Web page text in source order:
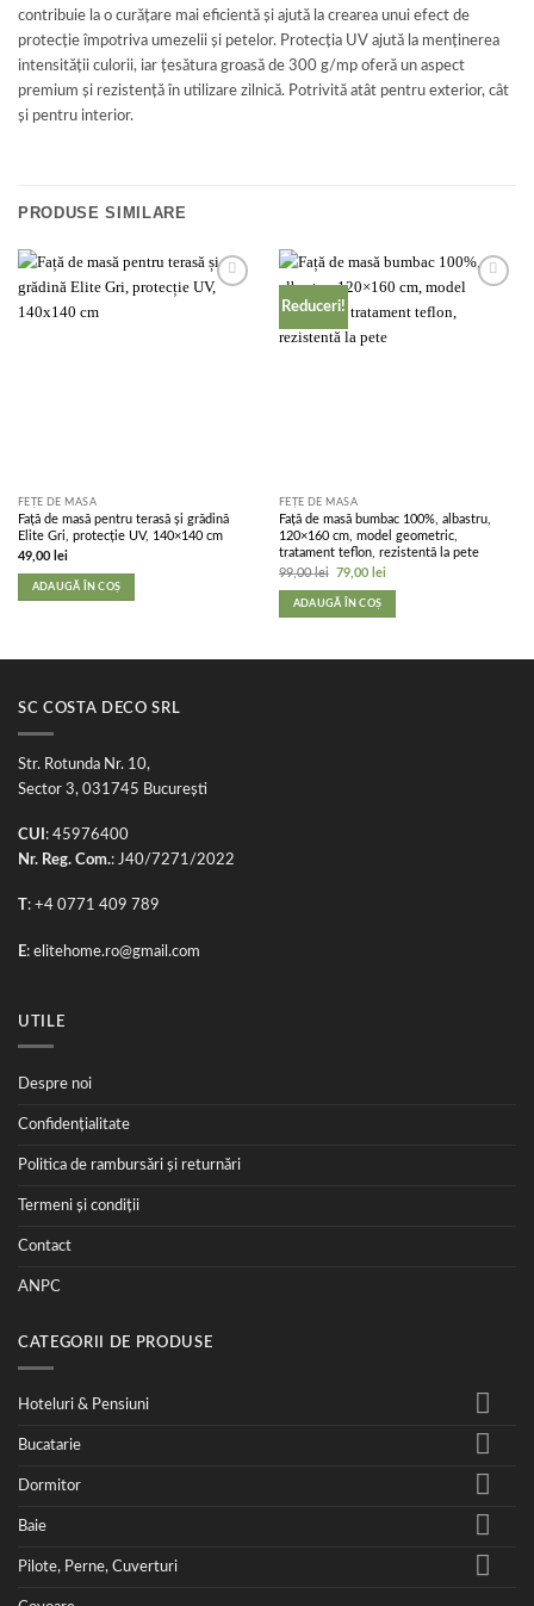
contribuie la o curățare mai eficientă și ajută la crearea unui efect de
protecție împotriva umezelii și petelor. Protecția UV ajută la menținerea
intensității culorii, iar țesătura groasă de 300 g/mp oferă un aspect
premium și rezistență în utilizare zilnică. Potrivită atât pentru exterior, cât
și pentru interior.
PRODUSE SIMILARE
FEȚE DE MASĂ
Față de masă pentru terasă și grădină
Elite Gri, protecție UV, 140×140 cm
49,00 lei
ADAUGĂ ÎN COȘ
Reduceri!
FEȚE DE MASĂ
Față de masă bumbac 100%, albastru,
120×160 cm, model geometric,
tratament teflon, rezistentă la pete
99,00lei Prețul
a
fost:
79,00 lei
ADAUGĂ ÎN COȘ
SC COSTA DECO SRL
Str. Rotunda Nr. 10,
Sector 3, 031745 București
CUI : 45976400
Nr. Reg. Com.: J40/7271/2022
T: +4 0771 409 789
E: elitehome.ro@gmail.com
UTILE
Despre noi
Confidențialitate
Politica de rambursări și returnări
Termeni și condiții
Contact
ANPC
CATEGORII DE PRODUSE
Hoteluri & Pensiuni
Bucatarie
Dormitor
Baie
Pilote, Perne, Cuverturi